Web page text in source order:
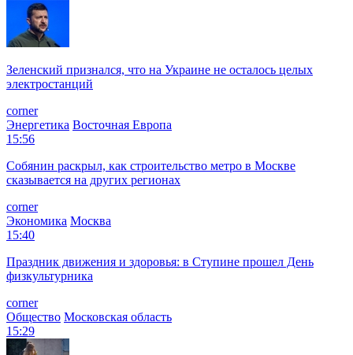
Зеленский признался, что на Украине не осталось целых
электростанций
corner
Энергетика Восточная Европа
15:56
Собянин раскрыл, как строительство метро в Москве
сказывается на других регионах
corner
Экономика Москва
15:40
Праздник движения и здоровья: в Ступине прошел День
физкультурника
corner
Общество Московская область
15:29